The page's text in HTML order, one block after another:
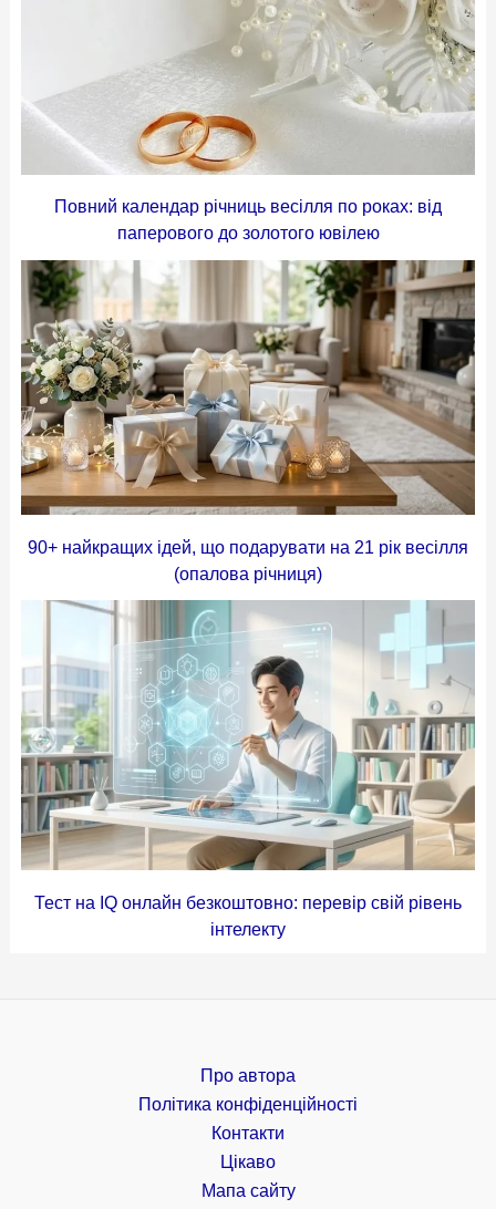
Повний календар річниць весілля по роках: від
паперового до золотого ювілею
90+ найкращих ідей, що подарувати на 21 рік весілля
(опалова річниця)
Тест на IQ онлайн безкоштовно: перевір свій рівень
інтелекту
Про автора
Політика конфіденційності
Контакти
Цікаво
Мапа сайту